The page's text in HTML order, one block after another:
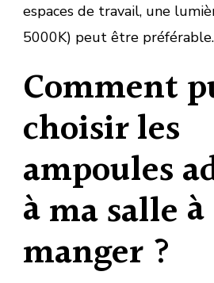
espaces de travail, une
5000K) peut être préférable.
Comment
choisir les
ampoules
à ma salle à
manger ?